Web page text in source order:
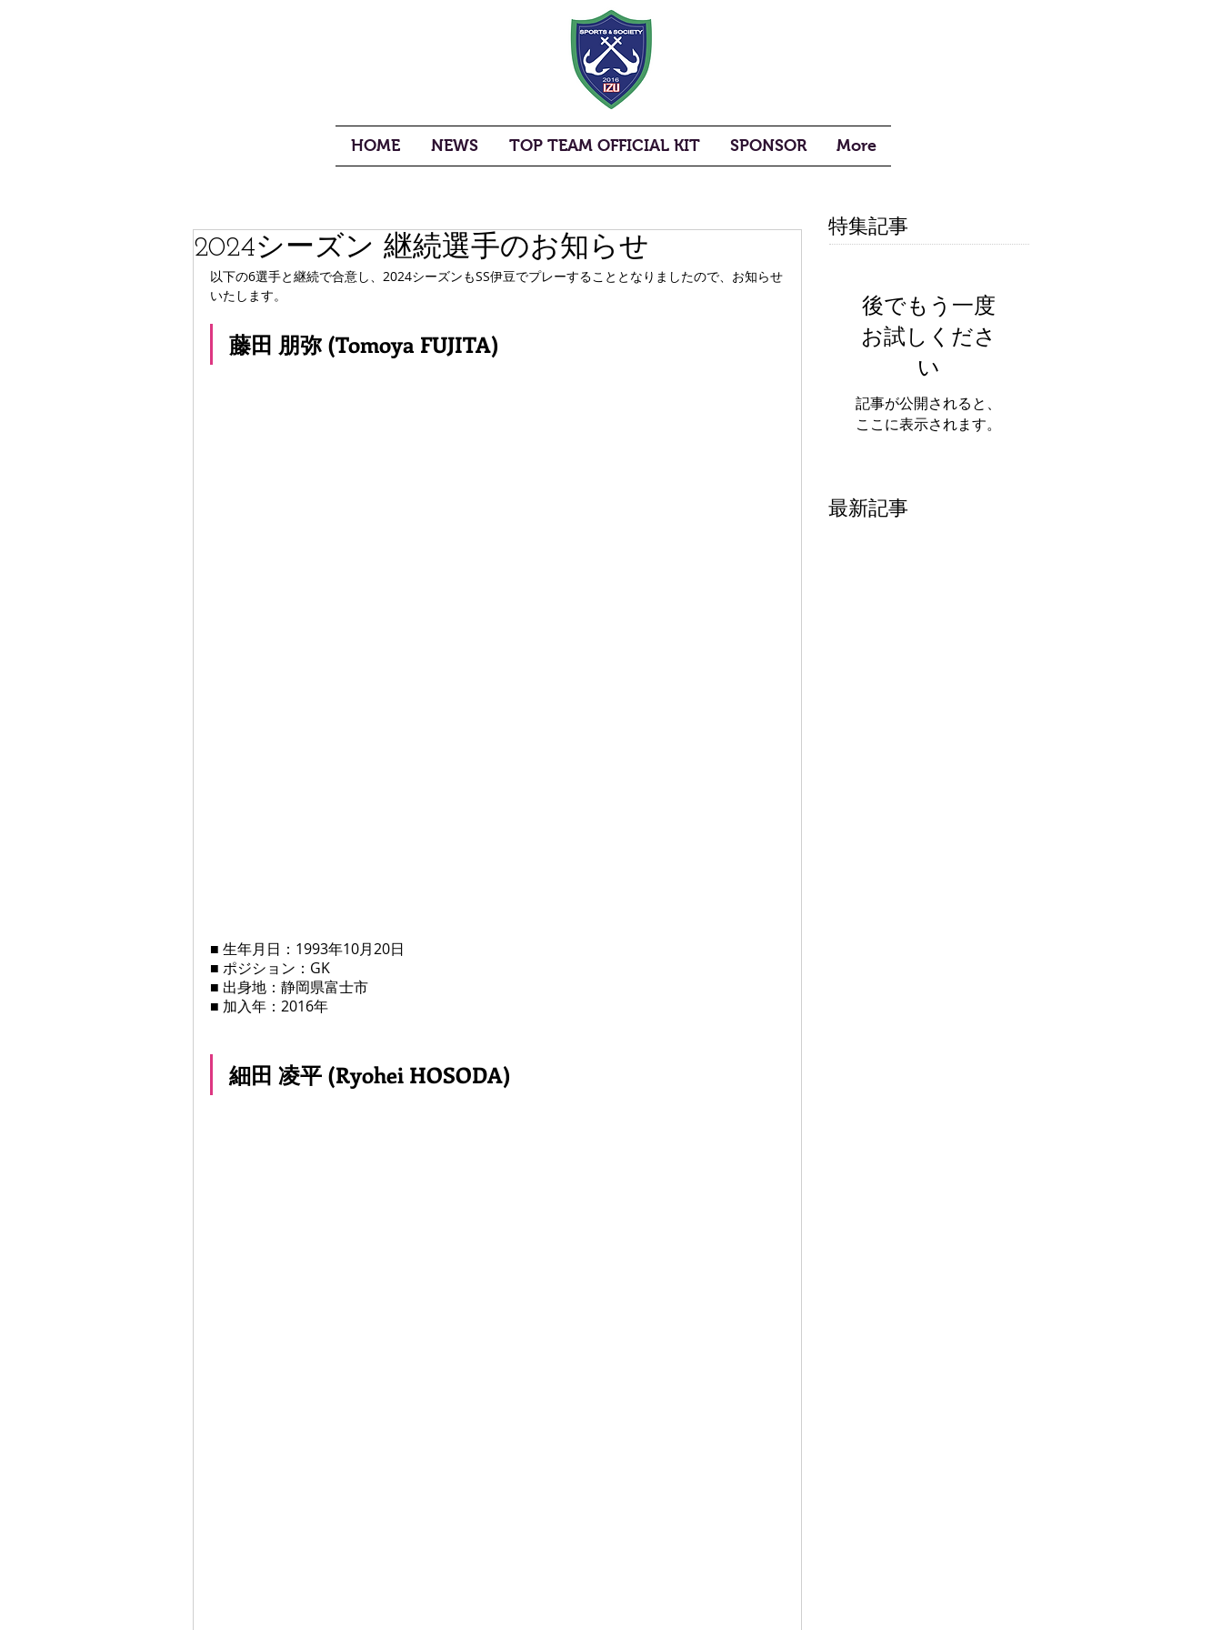
HOME NEWS TOP TEAM OFFICIAL KIT SPONSOR More
2024シーズン 継続選手のお知らせ
以下の6選手と継続で合意し、2024シーズンもSS伊豆でプレーすることとなりましたので、お知らせ
いたします。
藤田 朋弥 (Tomoya FUJITA)
■ 生年月日：1993年10月20日
■ ポジション：GK
■ 出身地：静岡県富士市
■ 加入年：2016年
細田 凌平 (Ryohei HOSODA)
特集記事
後でもう一度
お試しくださ
い
記事が公開されると、
ここに表示されます。
最新記事